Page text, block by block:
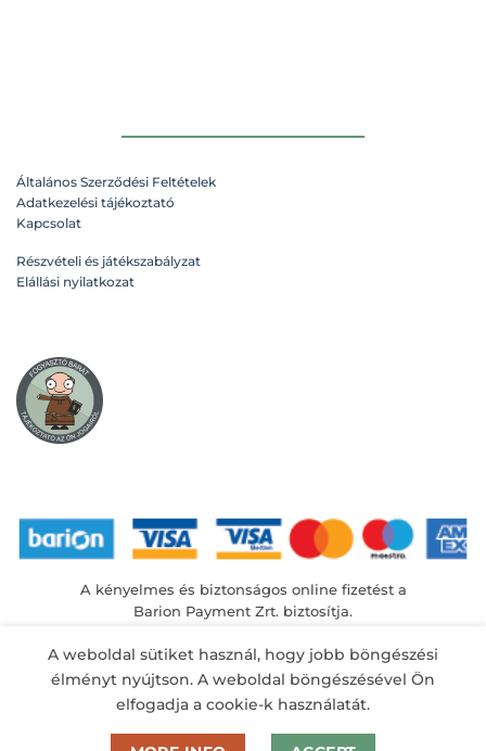
Általános Szerződési Feltételek
Adatkezelési tájékoztató
Kapcsolat
Részvételi és játékszabályzat
Elállási nyilatkozat
A kényelmes és biztonságos online fizetést a
Barion Payment Zrt. biztosítja.
A weboldal sütiket használ, hogy jobb böngészési
élményt nyújtson. A weboldal böngészésével Ön
elfogadja a cookie-k használatát.